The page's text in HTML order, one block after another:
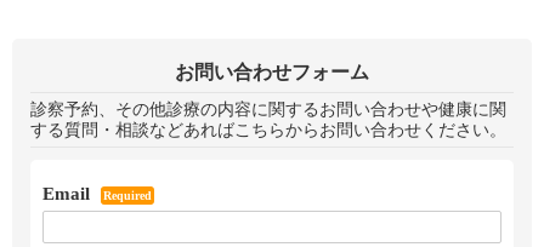
お問い合わせフォーム
診察予約、その他診療の内容に関するお問い合わせや健康に関
する質問・相談などあればこちらからお問い合わせください。
Email Required